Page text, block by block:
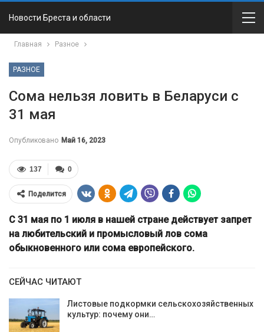
Новости Бреста и области
Главная Разное
РАЗНОЕ
Сома нельзя ловить в Беларуси с
31 мая
Опубликовано Май 16, 2023
0
137
Поделится
С 31 мая по 1 июля в нашей стране действует запрет
на любительский и промысловый лов сома
обыкновенного или сома европейского.
СЕЙЧАС ЧИТАЮТ
Листовые подкормки сельскохозяйственных
культур: почему они…